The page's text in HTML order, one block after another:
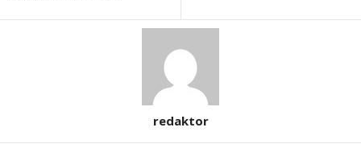
redaktor